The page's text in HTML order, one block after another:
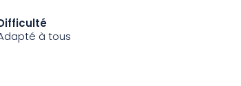
des moments inoubliables en
et découvrez les sciences en vous
à tous